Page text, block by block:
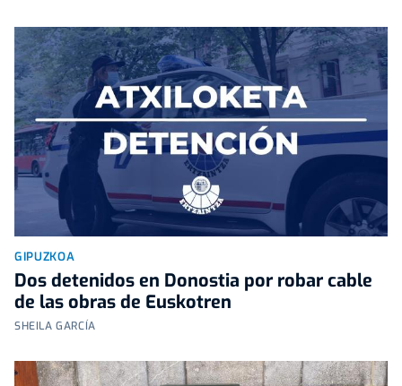
GIPUZKOA
Dos detenidos en Donostia por robar cable
de las obras de Euskotren
SHEILA GARCÍA